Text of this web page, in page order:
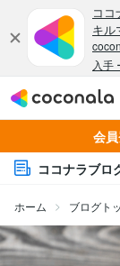
会
ココナラブロ
ホーム ブログト